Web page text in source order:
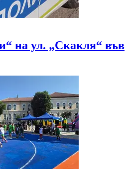
на ул. „Скакля“ във